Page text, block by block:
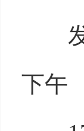
发
下午